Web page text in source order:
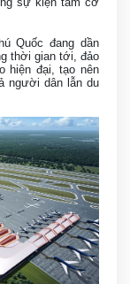
Quốc đang dần
thời gian tới, đảo
hiện đại, tạo nên
người dân lẫn du